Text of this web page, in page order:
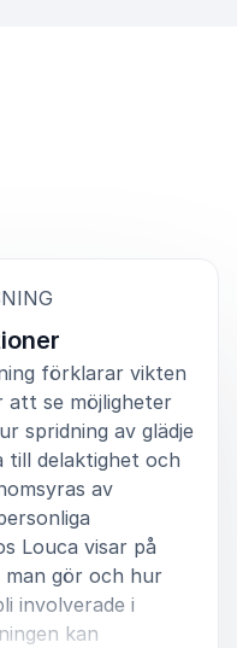
förklarar vikten
se möjligheter
spridning av glädje
till delaktighet och
av
Louca visar på
gör och hur
involverade i
kan